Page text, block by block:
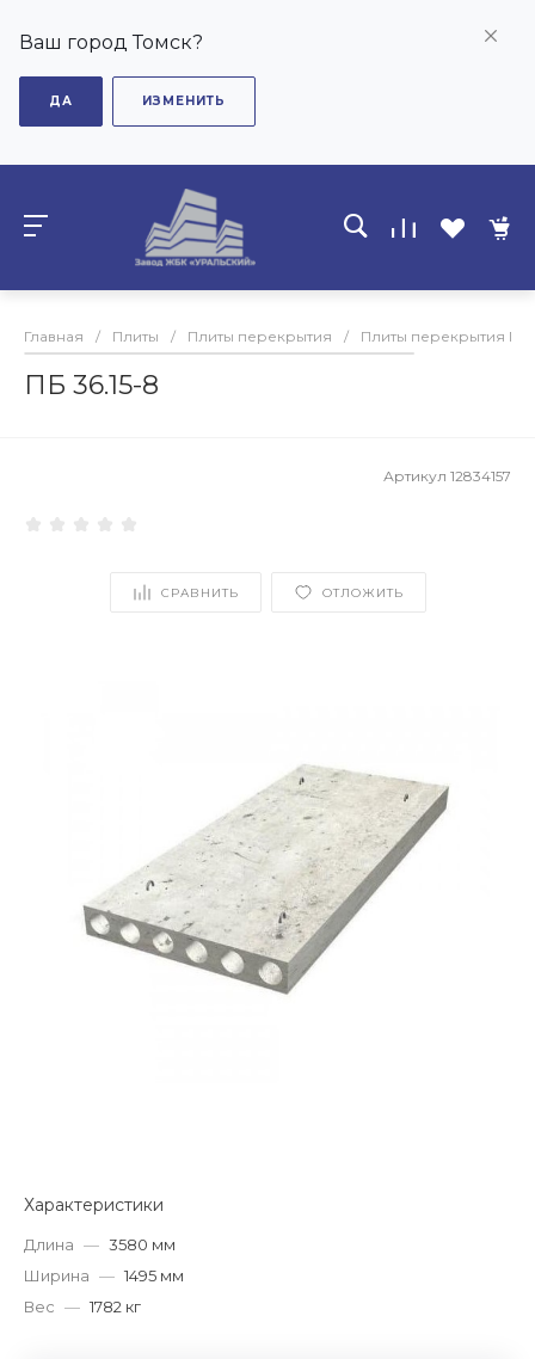
Ваш город Томск?
ДА ИЗМЕНИТЬ
Главная / Плиты / Плиты перекрытия / Плиты перекрытия ПБ
ПБ 36.15-8
Артикул 12834157
СРАВНИТЬ ОТЛОЖИТЬ
Характеристики
Длина — 3580 мм
Ширина — 1495 мм
Вес — 1782 кг